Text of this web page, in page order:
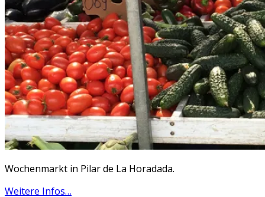
Wochenmarkt in Pilar de La Horadada.
Weitere Infos…